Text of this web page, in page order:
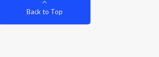
Back to Top